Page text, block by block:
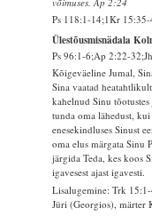
Ps 118:1-14;1Kr
Ülestõusmisnädala
Ps 96:1-6;Ap 2:22-
Kõigeväeline Jumal,
Sina vaatad
kahelnud Sinu
tunda oma lähedust,
enesekindluses Sinust
oma elus märgata Sinu
järgida Teda, kes koos
igavesest ajast igavesti.
Lisalugemine: Trk
Jüri (Georgios), märter